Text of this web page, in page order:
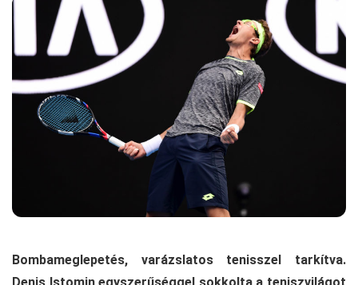
Bombameglepetés, varázslatos tenisszel tarkítva.
Denis Istomin egyszerűséggel sokkolta a teniszvilágot